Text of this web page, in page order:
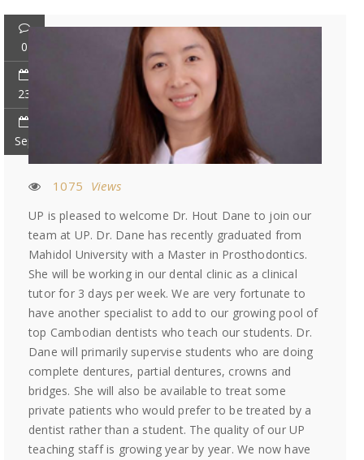
0
23
Sep
1075 Views
UP is pleased to welcome Dr. Hout Dane to join our
team at UP. Dr. Dane has recently graduated from
Mahidol University with a Master in Prosthodontics.
She will be working in our dental clinic as a clinical
tutor for 3 days per week. We are very fortunate to
have another specialist to add to our growing pool of
top Cambodian dentists who teach our students. Dr.
Dane will primarily supervise students who are doing
complete dentures, partial dentures, crowns and
bridges. She will also be available to treat some
private patients who would prefer to be treated by a
dentist rather than a student. The quality of our UP
teaching staff is growing year by year. We now have